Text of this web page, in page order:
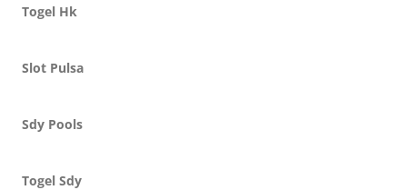
Togel Hk
Slot Pulsa
Sdy Pools
Togel Sdy